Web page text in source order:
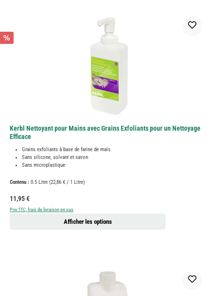
%
Kerbl Nettoyant pour Mains avec Grains Exfoliants pour un Nettoyage
Efficace
Grains exfoliants à base de farine de maïs
Sans silicone, solvant et savon
Sans microplastique
Contenu : 0.5 Litre (22,86 € / 1 Litre)
Prix régulier :
11,95 €
Prix TTC, frais de livraison en sus
Afficher les options